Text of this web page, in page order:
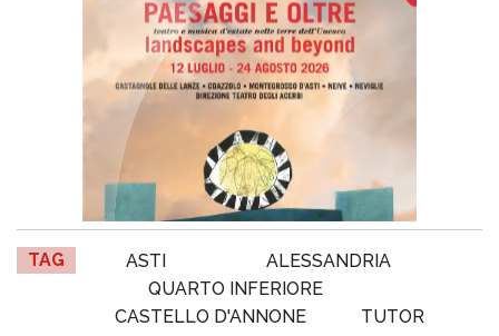
TAG ASTI
ALESSANDRIA
QUARTO INFERIORE
CASTELLO D'ANNONE
TUTOR